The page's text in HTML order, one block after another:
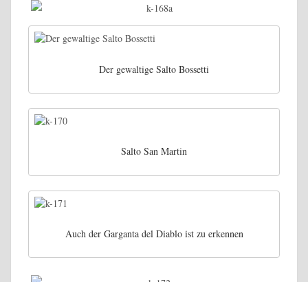
Der gewaltige Salto Bossetti
Salto San Martin
Auch der Garganta del Diablo ist zu erkennen